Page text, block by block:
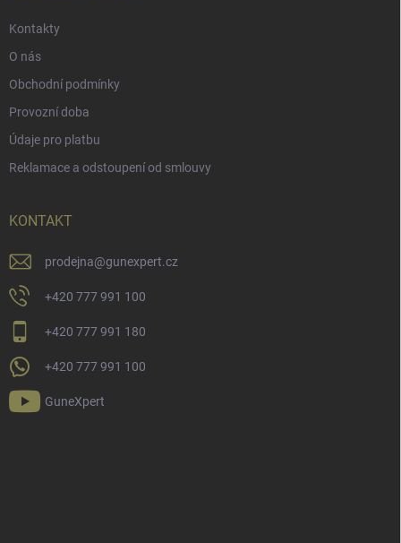
Kontakty
O nás
Obchodní podmínky
Provozní doba
Údaje pro platbu
Reklamace a odstoupení od smlouvy
KONTAKT
prodejna@gunexpert.cz
+420 777 991 100
+420 777 991 180
+420 777 991 100
GuneXpert